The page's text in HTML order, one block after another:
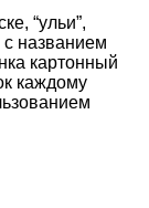
“ульи”,
с названием
картонный
каждому